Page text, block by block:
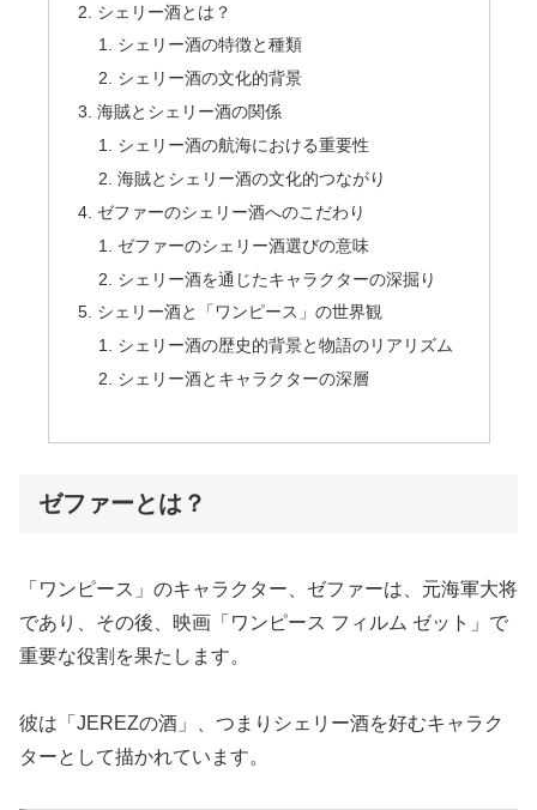
シェリー酒とは？
シェリー酒の特徴と種類
シェリー酒の文化的背景
海賊とシェリー酒の関係
シェリー酒の航海における重要性
海賊とシェリー酒の文化的つながり
ゼファーのシェリー酒へのこだわり
ゼファーのシェリー酒選びの意味
シェリー酒を通じたキャラクターの深掘り
シェリー酒と「ワンピース」の世界観
シェリー酒の歴史的背景と物語のリアリズム
シェリー酒とキャラクターの深層
ゼファーとは？
「ワンピース」のキャラクター、ゼファーは、元海軍大将
であり、その後、映画「ワンピース フィルム ゼット」で
重要な役割を果たします。
彼は「JEREZの酒」、つまりシェリー酒を好むキャラク
ターとして描かれています。